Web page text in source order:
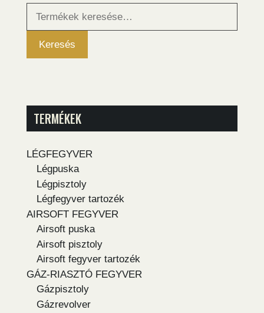
Keresés
Keresés
TERMÉKEK
LÉGFEGYVER
Légpuska
Légpisztoly
Légfegyver tartozék
AIRSOFT FEGYVER
Airsoft puska
Airsoft pisztoly
Airsoft fegyver tartozék
GÁZ-RIASZTÓ FEGYVER
Gázpisztoly
Gázrevolver